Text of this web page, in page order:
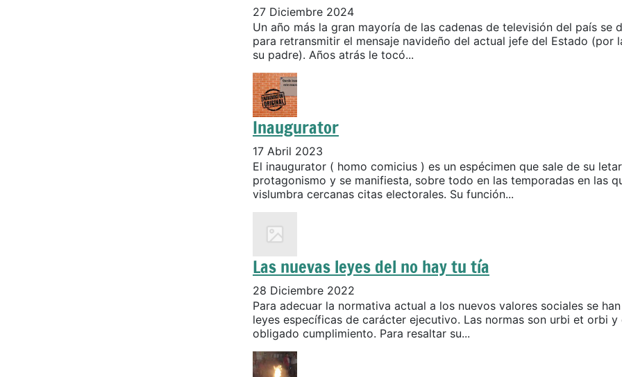
27 Diciembre 2024
Un año más la gran mayoría de las cadenas de televisión del país se
para retransmitir el mensaje navideño del actual jefe del Estado (por
su padre). Años atrás le tocó...
Inaugurator
17 Abril 2023
El inaugurator ( homo comicius ) es un espécimen que sale de su
protagonismo y se manifiesta, sobre todo en las temporadas en las
vislumbra cercanas citas electorales. Su función...
Las nuevas leyes del no hay tu tía
28 Diciembre 2022
Para adecuar la normativa actual a los nuevos valores sociales se
leyes específicas de carácter ejecutivo. Las normas son urbi et orbi y
obligado cumplimiento. Para resaltar su...